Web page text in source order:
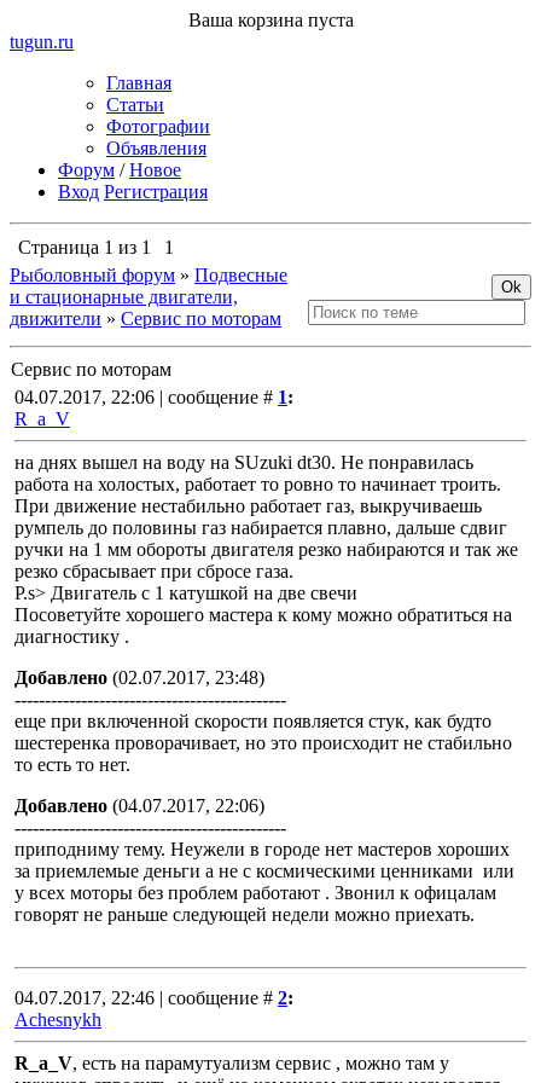
Ваша корзина пуста
tugun.ru
Главная
Статьи
Фотографии
Объявления
Форум /Новое
Вход Регистрация
Страница 1 из 1
1
Рыболовный форум » Подвесные
и стационарные двигатели,
движители » Сервис по моторам
Сервис по моторам
04.07.2017, 22:06 | сообщение # 1:
R_a_V
на днях вышел на воду на SUzuki dt30. Не понравилась
работа на холостых, работает то ровно то начинает троить.
При движение нестабильно работает газ, выкручиваешь
румпель до половины газ набирается плавно, дальше сдвиг
ручки на 1 мм обороты двигателя резко набираются и так же
резко сбрасывает при сбросе газа.
P.s> Двигатель с 1 катушкой на две свечи
Посоветуйте хорошего мастера к кому можно обратиться на
диагностику .
Добавлено (02.07.2017, 23:48)
---------------------------------------------
еще при включенной скорости появляется стук, как будто
шестеренка проворачивает, но это происходит не стабильно
то есть то нет.
Добавлено (04.07.2017, 22:06)
---------------------------------------------
приподниму тему. Неужели в городе нет мастеров хороших
за приемлемые деньги а не с космическими ценниками или
у всех моторы без проблем работают . Звонил к офицалам
говорят не раньше следующей недели можно приехать.
04.07.2017, 22:46 | сообщение # 2:
Achesnykh
R_a_V, есть на парамутуализм сервис , можно там у